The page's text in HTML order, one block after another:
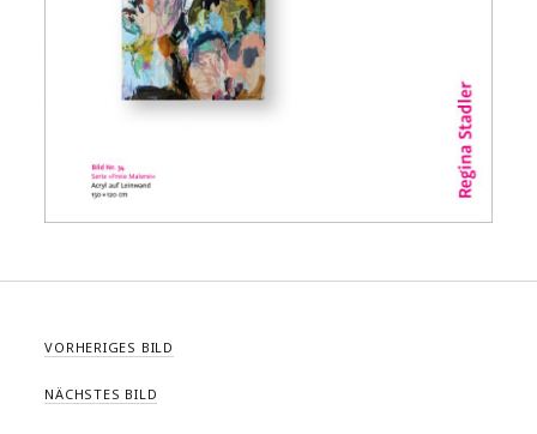
VORHERIGES BILD
NÄCHSTES BILD